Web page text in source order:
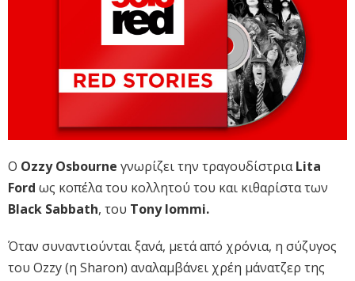
Ο Ozzy Osbourne γνωρίζει την τραγουδίστριαLita
Ford ως κοπέλα του κολλητού του και κιθαρίστα των
Black Sabbath, του Tony Iommi.
Όταν συναντιούνται ξανά, μετά από χρόνια, η σύζυγος
του Ozzy (η Sharon) αναλαμβάνει χρέη μάνατζερ της